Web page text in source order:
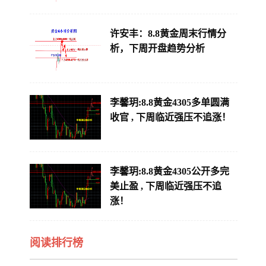
许安丰：8.8黄金周末行情分
析，下周开盘趋势分析
李馨玥:8.8黄金4305多单圆满
收官 , 下周临近强压不追涨！
李馨玥:8.8黄金4305公开多完
美止盈 , 下周临近强压不追
涨！
阅读排行榜